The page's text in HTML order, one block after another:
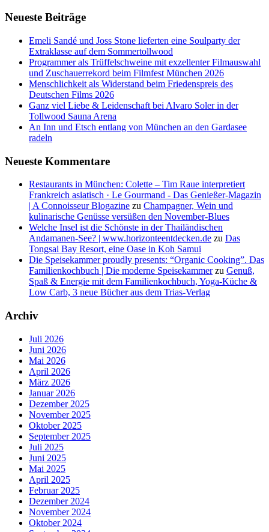
Neueste Beiträge
Emeli Sandé und Joss Stone lieferten eine Soulparty der
Extraklasse auf dem Sommertollwood
Programmer als Trüffelschweine mit exzellenter Filmauswahl
und Zuschauerrekord beim Filmfest München 2026
Menschlichkeit als Widerstand beim Friedenspreis des
Deutschen Films 2026
Ganz viel Liebe & Leidenschaft bei Alvaro Soler in der
Tollwood Sauna Arena
An Inn und Etsch entlang von München an den Gardasee
radeln
Neueste Kommentare
Restaurants in München: Colette – Tim Raue interpretiert
Frankreich asiatisch · Le Gourmand - Das Genießer-Magazin
| A Connoisseur Blogazine zu Champagner, Wein und
kulinarische Genüsse versüßen den November-Blues
Welche Insel ist die Schönste in der Thailändischen
Andamanen-See? | www.horizonteentdecken.de zu Das
Tongsai Bay Resort, eine Oase in Koh Samui
Die Speisekammer proudly presents: “Organic Cooking”. Das
Familienkochbuch | Die moderne Speisekammerzu Genuß,
Spaß & Energie mit dem Familienkochbuch, Yoga-Küche &
Low Carb, 3 neue Bücher aus dem Trias-Verlag
Archiv
Juli 2026
Juni 2026
Mai 2026
April 2026
März 2026
Januar 2026
Dezember 2025
November 2025
Oktober 2025
September 2025
Juli 2025
Juni 2025
Mai 2025
April 2025
Februar 2025
Dezember 2024
November 2024
Oktober 2024